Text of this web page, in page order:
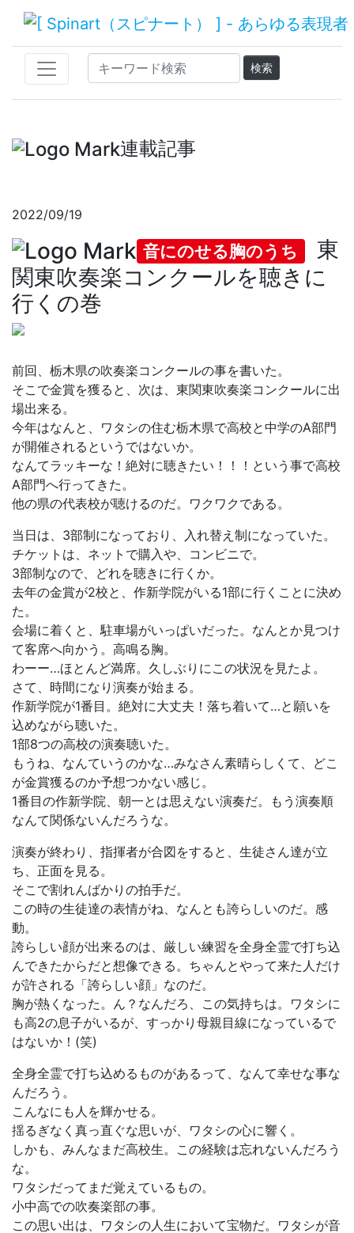
連載記事
2022/09/19
音にのせる胸のうち
東
関東吹奏楽コンクールを聴きに
行くの巻
前回、栃木県の吹奏楽コンクールの事を書いた。
そこで金賞を獲ると、次は、東関東吹奏楽コンクールに出
場出来る。
今年はなんと、ワタシの住む栃木県で高校と中学のA部門
が開催されるというではないか。
なんてラッキーな！絶対に聴きたい！！！という事で高校
A部門へ行ってきた。
他の県の代表校が聴けるのだ。ワクワクである。
当日は、3部制になっており、入れ替え制になっていた。
チケットは、ネットで購入や、コンビニで。
3部制なので、どれを聴きに行くか。
去年の金賞が2校と、作新学院がいる1部に行くことに決め
た。
会場に着くと、駐車場がいっぱいだった。なんとか見つけ
て客席へ向かう。高鳴る胸。
わーー…ほとんど満席。久しぶりにこの状況を見たよ。
さて、時間になり演奏が始まる。
作新学院が1番目。絶対に大丈夫！落ち着いて…と願いを
込めながら聴いた。
1部8つの高校の演奏聴いた。
もうね、なんていうのかな…みなさん素晴らしくて、どこ
が金賞獲るのか予想つかない感じ。
1番目の作新学院、朝一とは思えない演奏だ。もう演奏順
なんて関係ないんだろうな。
演奏が終わり、指揮者が合図をすると、生徒さん達が立
ち、正面を見る。
そこで割れんばかりの拍手だ。
この時の生徒達の表情がね、なんとも誇らしいのだ。感
動。
誇らしい顔が出来るのは、厳しい練習を全身全霊で打ち込
んできたからだと想像できる。ちゃんとやって来た人だけ
が許される「誇らしい顔」なのだ。
胸が熱くなった。ん？なんだろ、この気持ちは。ワタシに
も高2の息子がいるが、すっかり母親目線になっているで
はないか！(笑)
全身全霊で打ち込めるものがあるって、なんて幸せな事な
んだろう。
こんなにも人を輝かせる。
揺るぎなく真っ直ぐな思いが、ワタシの心に響く。
しかも、みんなまだ高校生。この経験は忘れないんだろう
な。
ワタシだってまだ覚えているもの。
小中高での吹奏楽部の事。
この思い出は、ワタシの人生において宝物だ。ワタシが音